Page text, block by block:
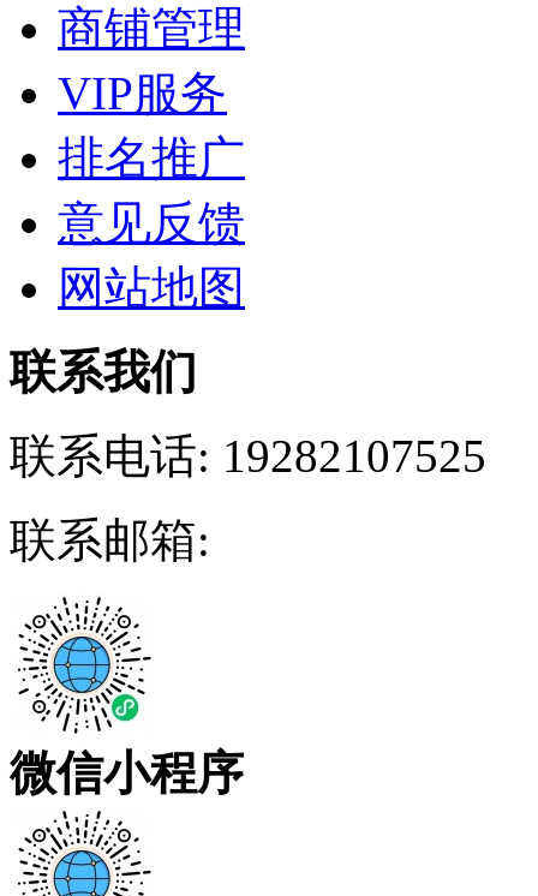
商铺管理
VIP服务
排名推广
意见反馈
网站地图
联系我们
联系电话: 19282107525
联系邮箱:
微信小程序